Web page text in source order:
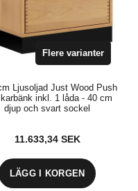
Flere varianter
Ljusoljad Just Wood Push
inkl. 1 låda - 40 cm
djup och svart sockel
11.633,34 SEK
LÄGG I KORGEN